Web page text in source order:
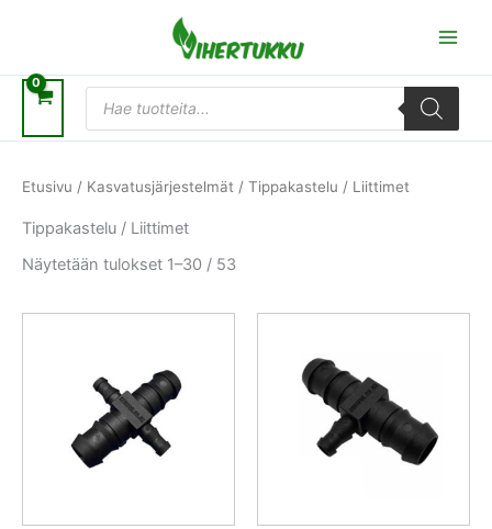
Products
search
Etusivu / Kasvatusjärjestelmät / Tippakastelu / Liittimet
Tippakastelu / Liittimet
Näytetään tulokset 1–30 / 53